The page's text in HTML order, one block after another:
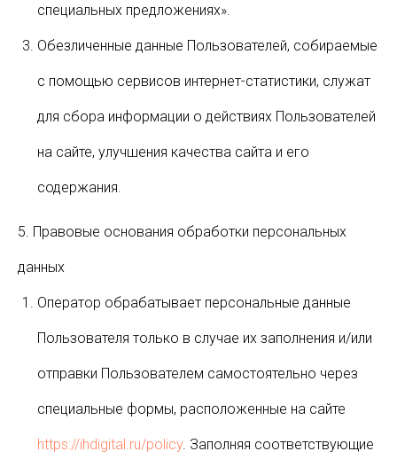
специальных предложениях».
Обезличенные данные Пользователей, собираемые
с помощью сервисов интернет-статистики, служат
для сбора информации о действиях Пользователей
на сайте, улучшения качества сайта и его
содержания.
5. Правовые основания обработки персональных
данных
Оператор обрабатывает персональные данные
Пользователя только в случае их заполнения и/или
отправки Пользователем самостоятельно через
специальные формы, расположенные на сайте
https://ihdigital.ru/policy. Заполняя соответствующие